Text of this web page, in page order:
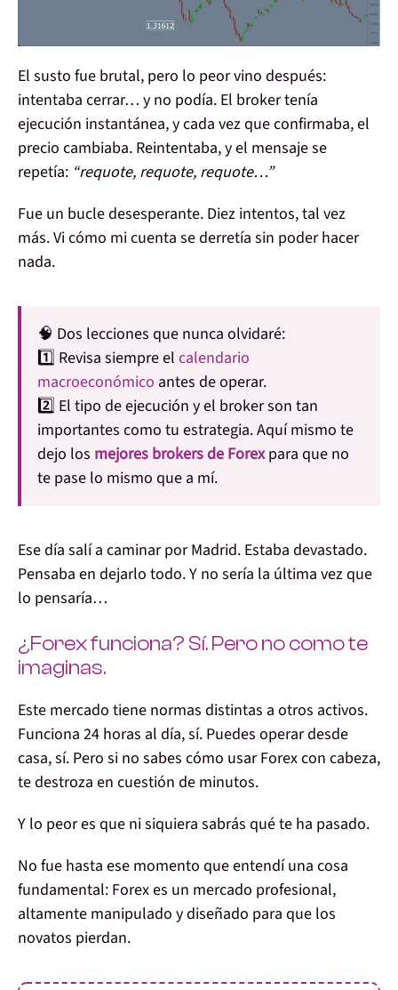
El susto fue brutal, pero lo peor vino después:
intentaba cerrar… y no podía. El broker tenía
ejecución instantánea, y cada vez que confirmaba, el
precio cambiaba. Reintentaba, y el mensaje se
repetía: “requote, requote, requote…”
Fue un bucle desesperante. Diez intentos, tal vez
más.Vi cómo mi cuenta se derretía sin poder hacer
nada.
🧠 Dos lecciones que nunca olvidaré:
1️⃣ Revisa siempre el calendario
macroeconómico antes de operar.
2️⃣ El tipo de ejecución y el brokerson tan
importantes como tu estrategia. Aquí mismo te
dejo los mejores brokers de Forexpara que no
te pase lo mismo que a mí.
Ese día salí a caminar por Madrid. Estaba devastado.
Pensaba en dejarlo todo. Y no sería la última vez que
lo pensaría…
¿Forex funciona? Sí. Pero no como te
imaginas.
Este mercado tiene normas distintas a otros activos.
Funciona 24 horas al día, sí. Puedes operar desde
casa, sí. Pero si no sabes cómo usar Forex con cabeza,
te destroza en cuestión de minutos.
Y lo peor es que ni siquiera sabrás qué te ha pasado.
No fue hasta ese momento que entendí una cosa
fundamental: Forex es un mercado profesional,
altamente manipulado y diseñado para que los
novatos pierdan.